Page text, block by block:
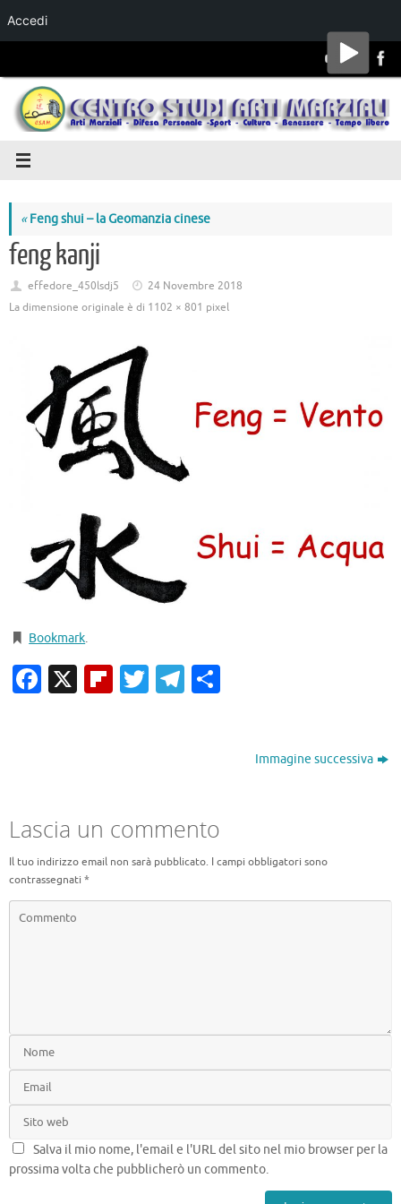
Accedi
Salta al
«Feng shui – la Geomanzia cinese
feng kanji
effedore_450lsdj5
24 Novembre 2018
La dimensione originale è di 1102 × 801 pixel
Bookmark.
Facebook
X Flipboard
TwitterTelegram
Immagine successiva
Lascia un commento
Il tuo indirizzo email non sarà pubblicato. I campi obbligatori sono
contrassegnati *
Salva il mio nome, l'email e l'URL del sito nel mio browser per la
prossima volta che pubblicherò un commento.